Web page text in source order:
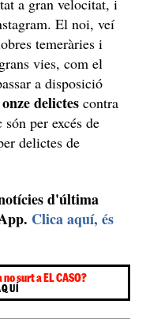
a gran velocitat, i
El noi, veí
temeràries i
vies, com el
a disposició
onze delictes contra
per excés de
delictes de
d'última
Clica aquí, és
surt a EL CASO?